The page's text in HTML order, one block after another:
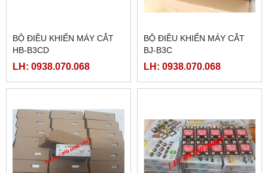
BỘ ĐIỀU KHIỂN MÁY CẮT
HB-B3CD
LH: 0938.070.068
BỘ ĐIỀU KHIỂN MÁY CẮT
BJ-B3C
LH: 0938.070.068